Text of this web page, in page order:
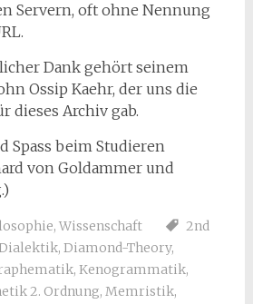
Servern, oft ohne Nennung
Dank gehört seinem
Ossip Kaehr, der uns die
dieses Archiv gab.
Spass beim Studieren
von Goldammer und
, Wissenschaft
2nd
, Diamond-Theory,
, Kenogrammatik,
2. Ordnung, Memristik,